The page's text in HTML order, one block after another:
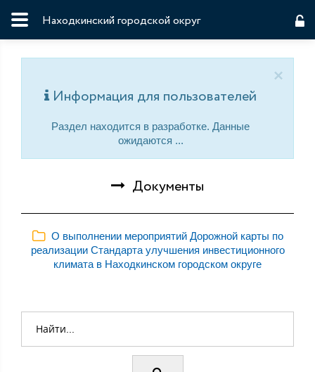
Находкинский городской округ
×
Информация для пользователей
Раздел находится в разработке. Данные
ожидаются ...
Документы
О выполнении мероприятий Дорожной карты по
реализации Стандарта улучшения инвестиционного
климата в Находкинском городском округе